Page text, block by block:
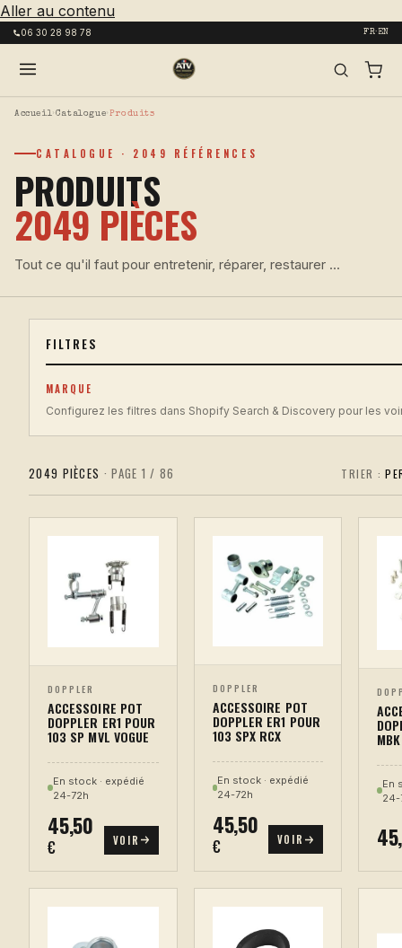
Aller au contenu
06 30 28 98 78 FR·EN
Accueil› Catalogue› Produits
CATALOGUE · 2049 RÉFÉRENCES
PRODUITS
2049 PIÈCES
Tout ce qu'il faut pour entretenir, réparer, restaurer ...
FILTRES
MARQUE
Configurez les filtres dans Shopify Search & Discovery pour les
2049 PIÈCES · PAGE 1 / 86 TRIER :
DOPPLER
ACCESSOIRE POT
DOPPLER ER1 POUR
103 SP MVL VOGUE
En stock · expédié
24-72h
45,50
€ VOIR
DOPPLER
ACCESSOIRE POT
DOPPLER ER1 POUR
103 SPX RCX
En stock · expédié
24-72h
45,50
€ VOIR
En
24-